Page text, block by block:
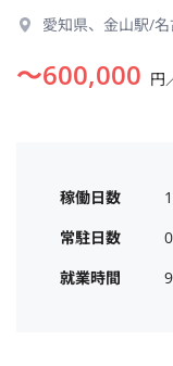
愛知県、金山駅/
〜600,000 円
稼働日数
常駐日数
就業時間